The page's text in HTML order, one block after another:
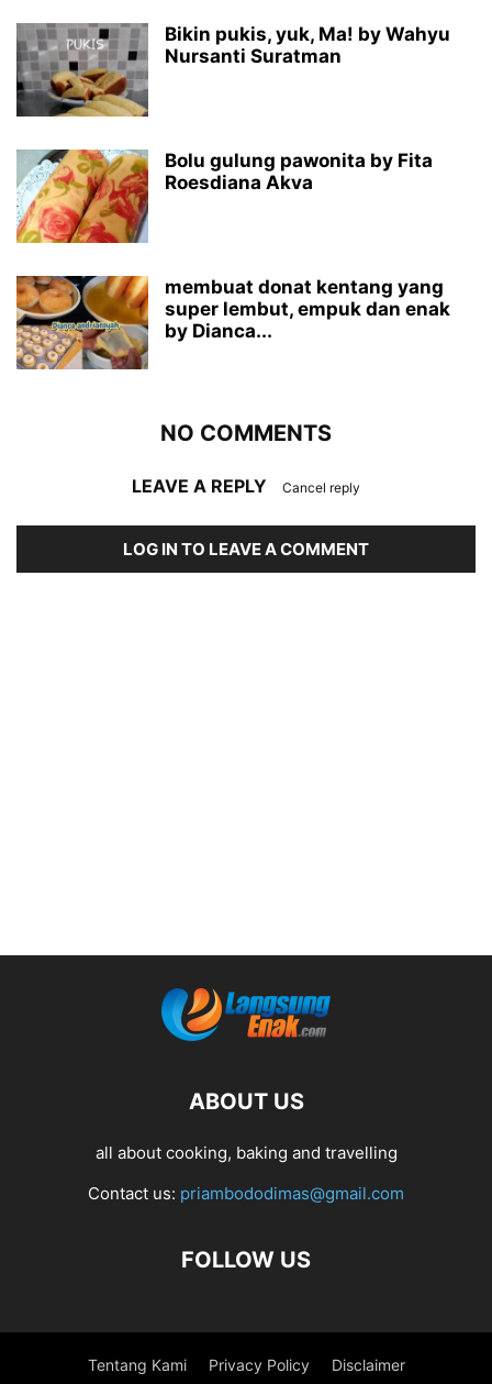
Bikin pukis, yuk, Ma! by Wahyu
Nursanti Suratman
Bolu gulung pawonita by Fita
Roesdiana Akva
membuat donat kentang yang
super lembut, empuk dan enak
by Dianca...
NO COMMENTS
LEAVE A REPLY Cancel reply
LOG IN TO LEAVE A COMMENT
ABOUT US
all about cooking, baking and travelling
Contact us: priambododimas@gmail.com
FOLLOW US
Tentang Kami Privacy Policy Disclaimer